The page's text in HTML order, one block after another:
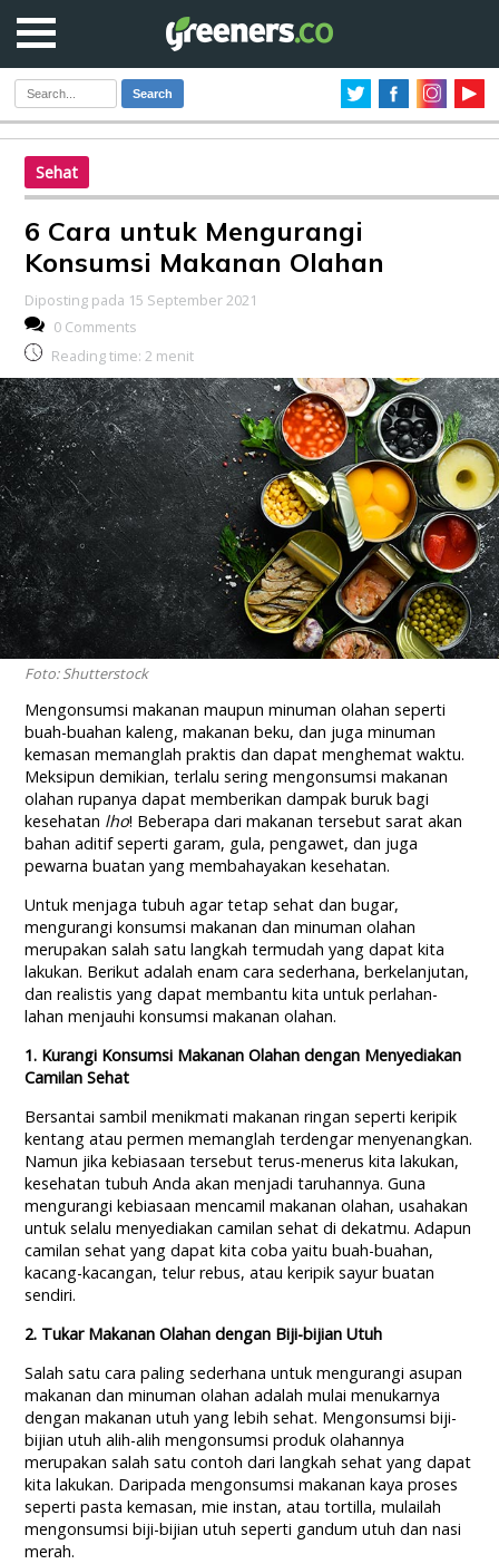
Search
Sehat
6 Cara untuk Mengurangi
Konsumsi Makanan Olahan
Diposting pada 15 September 2021
0 Comments
Reading time: 2 menit
Foto: Shutterstock
Mengonsumsi makanan maupun minuman olahan seperti
buah-buahan kaleng, makanan beku, dan juga minuman
kemasan memanglah praktis dan dapat menghemat waktu.
Meksipun demikian, terlalu sering mengonsumsi makanan
olahan rupanya dapat memberikan dampak buruk bagi
kesehatan lho! Beberapa dari makanan tersebut sarat akan
bahan aditif seperti garam, gula, pengawet, dan juga
pewarna buatan yang membahayakan kesehatan.
Untuk menjaga tubuh agar tetap sehat dan bugar,
mengurangi konsumsi makanan dan minuman olahan
merupakan salah satu langkah termudah yang dapat kita
lakukan. Berikut adalah enam cara sederhana, berkelanjutan,
dan realistis yang dapat membantu kita untuk perlahan-
lahan menjauhi konsumsi makanan olahan.
1. Kurangi Konsumsi Makanan Olahan dengan Menyediakan
Camilan Sehat
Bersantai sambil menikmati makanan ringan seperti keripik
kentang atau permen memanglah terdengar menyenangkan.
Namun jika kebiasaan tersebut terus-menerus kita lakukan,
kesehatan tubuh Anda akan menjadi taruhannya. Guna
mengurangi kebiasaan mencamil makanan olahan, usahakan
untuk selalu menyediakan camilan sehat di dekatmu. Adapun
camilan sehat yang dapat kita coba yaitu buah-buahan,
kacang-kacangan, telur rebus, atau keripik sayur buatan
sendiri.
2. Tukar Makanan Olahan dengan Biji-bijian Utuh
Salah satu cara paling sederhana untuk mengurangi asupan
makanan dan minuman olahan adalah mulai menukarnya
dengan makanan utuh yang lebih sehat. Mengonsumsi biji-
bijian utuh alih-alih mengonsumsi produk olahannya
merupakan salah satu contoh dari langkah sehat yang dapat
kita lakukan. Daripada mengonsumsi makanan kaya proses
seperti pasta kemasan, mie instan, atau tortilla, mulailah
mengonsumsi biji-bijian utuh seperti gandum utuh dan nasi
merah.